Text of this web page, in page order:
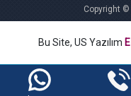
Copyright
Bu Site, US Yazılım